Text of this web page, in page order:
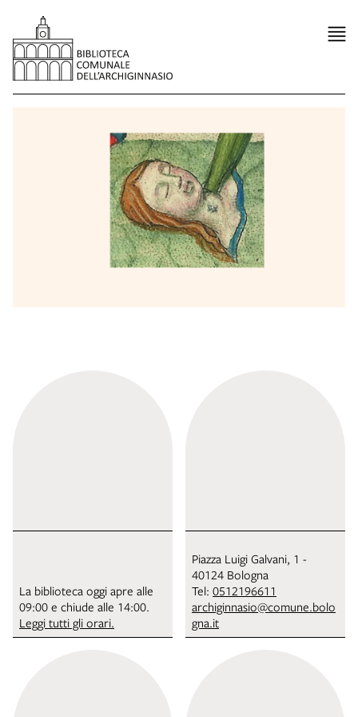
La biblioteca oggi apre alle
09:00 e chiude alle 14:00.
Leggi tutti gli orari.
Piazza Luigi Galvani, 1 -
40124 Bologna
Tel: 0512196611
archiginnasio@comune.bolo
gna.it